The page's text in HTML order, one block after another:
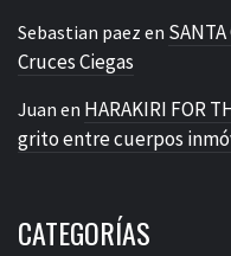
Sebastian paez en
Cruces Ciegas
Juan en HARAKIRI FOR
grito entre cuerpos
CATEGORÍAS